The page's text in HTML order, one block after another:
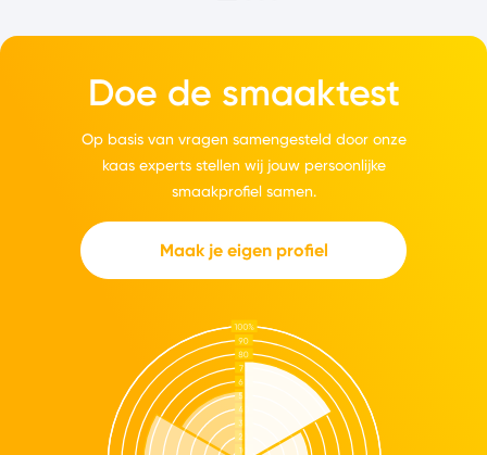
Doe de smaaktest
Op basis van vragen samengesteld door onze
kaas experts stellen wij jouw persoonlijke
smaakprofiel samen.
Maak je eigen profiel